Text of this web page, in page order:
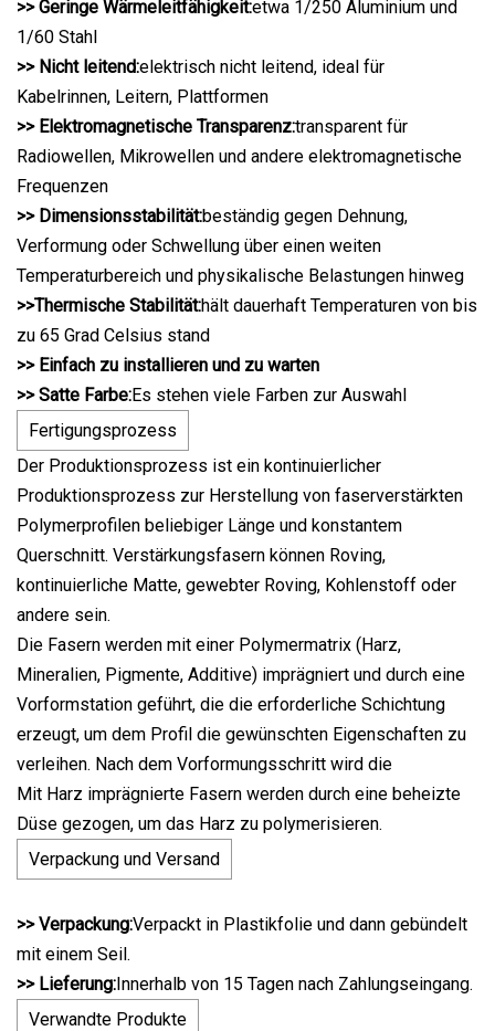
>> Geringe Wärmeleitfähigkeit:etwa 1/250 Aluminium und
1/60 Stahl
>> Nicht leitend:elektrisch nicht leitend, ideal für
Kabelrinnen, Leitern, Plattformen
>> Elektromagnetische Transparenz:transparent für
Radiowellen, Mikrowellen und andere elektromagnetische
Frequenzen
>> Dimensionsstabilität:beständig gegen Dehnung,
Verformung oder Schwellung über einen weiten
Temperaturbereich und physikalische Belastungen hinweg
>>Thermische Stabilität:hält dauerhaft Temperaturen von bis
zu 65 Grad Celsius stand
>> Einfach zu installieren und zu warten
>> Satte Farbe:Es stehen viele Farben zur Auswahl
Fertigungsprozess
Der Produktionsprozess ist ein kontinuierlicher
Produktionsprozess zur Herstellung von faserverstärkten
Polymerprofilen beliebiger Länge und konstantem
Querschnitt. Verstärkungsfasern können Roving,
kontinuierliche Matte, gewebter Roving, Kohlenstoff oder
andere sein.
Die Fasern werden mit einer Polymermatrix (Harz,
Mineralien, Pigmente, Additive) imprägniert und durch eine
Vorformstation geführt, die die erforderliche Schichtung
erzeugt, um dem Profil die gewünschten Eigenschaften zu
verleihen. Nach dem Vorformungsschritt wird die
Mit Harz imprägnierte Fasern werden durch eine beheizte
Düse gezogen, um das Harz zu polymerisieren.
Verpackung und Versand
>> Verpackung:Verpackt in Plastikfolie und dann gebündelt
mit einem Seil.
>> Lieferung:Innerhalb von 15 Tagen nach Zahlungseingang.
Verwandte Produkte